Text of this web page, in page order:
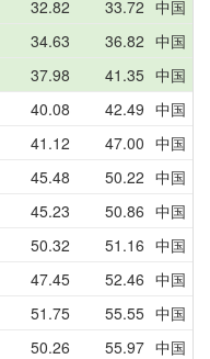
32.82 33.72 中国
34.63 36.82 中国
37.98 41.35 中国
40.08 42.49 中国
41.12 47.00 中国
45.48 50.22 中国
45.23 50.86 中国
50.32 51.16 中国
47.45 52.46 中国
51.75 55.55 中国
50.26 55.97 中国